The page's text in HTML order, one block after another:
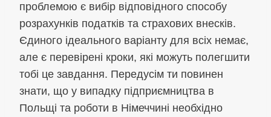
проблемою є вибір відповідного способу
розрахунків податків та страхових внесків.
Єдиного ідеального варіанту для всіх немає,
але є перевірені кроки, які можуть полегшити
тобі це завдання. Передусім ти повинен
знати, що у випадку підприємництва в
Польщі та роботи в Німеччині необхідно